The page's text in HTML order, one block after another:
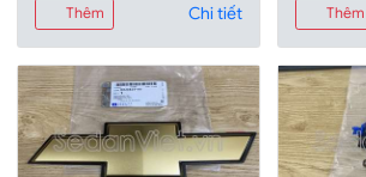
Thêm Chi tiết Thêm